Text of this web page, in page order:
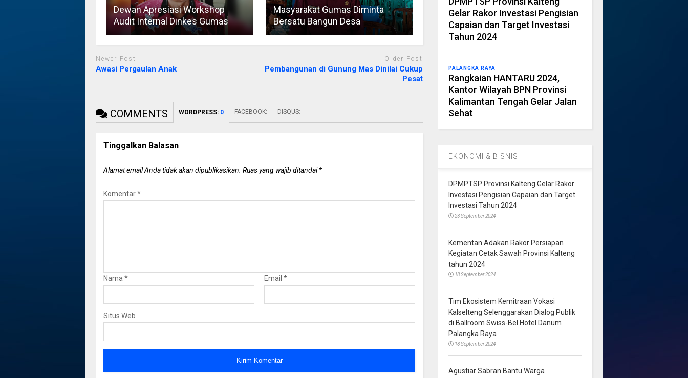
Dewan Apresiasi Workshop
Audit Internal Dinkes Gumas
Masyarakat Gumas Diminta
Bersatu Bangun Desa
Newer Post
Awasi Pergaulan Anak
Older Post
Pembangunan di Gunung Mas Dinilai Cukup
Pesat
COMMENTS WORDPRESS: 0 FACEBOOK: DISQUS:
Tinggalkan Balasan
Alamat email Anda tidak akan dipublikasikan. Ruas yang wajib ditandai*
Komentar*
Nama* Email *
Situs Web
Gelar Rakor Investasi Pengisian
Capaian dan Target Investasi
Tahun 2024
PALANGKA RAYA
Rangkaian HANTARU 2024,
Kantor Wilayah BPN Provinsi
Kalimantan Tengah Gelar Jalan
Sehat
EKONOMI & BISNIS
DPMPTSP Provinsi Kalteng Gelar Rakor
Investasi Pengisian Capaian dan Target
Investasi Tahun 2024
23 September 2024
Kementan Adakan Rakor Persiapan
Kegiatan Cetak Sawah Provinsi Kalteng
tahun 2024
18 September 2024
Tim Ekosistem Kemitraan Vokasi
Kalselteng Selenggarakan Dialog Publik
di Ballroom Swiss-Bel Hotel Danum
Palangka Raya
18 September 2024
Agustiar Sabran Bantu Warga